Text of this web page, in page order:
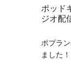
ポッド
ジオ配
ポプラ
ました！